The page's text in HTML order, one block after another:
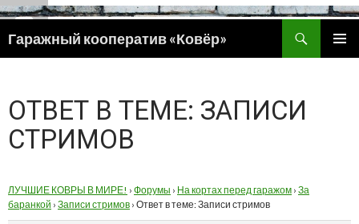
Гаражный кооператив «Ковёр»
ПЕРЕЙТИ
ОТВЕТ В ТЕМЕ: ЗАПИСИ
СТРИМОВ
ЛУЧШИЕ КОВРЫ В МИРЕ! › Форумы › На кортах перед гаражом › За
баранкой › Записи стримов › Ответ в теме: Записи стримов